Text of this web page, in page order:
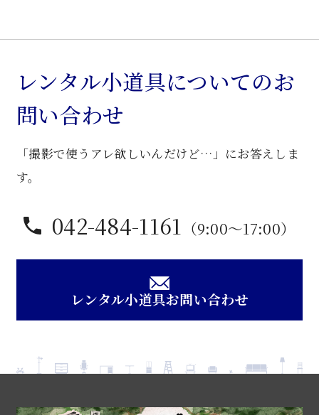
レンタル小道具についてのお
問い合わせ
「撮影で使うアレ欲しいんだけど…」にお答えしま
す。
042-484-1161 （9:00〜17:00）
レンタル小道具お問い合わせ